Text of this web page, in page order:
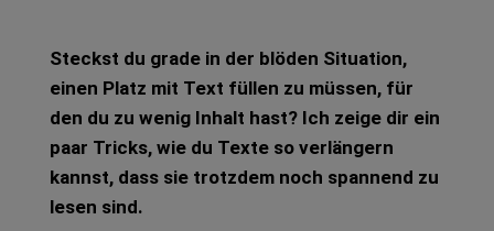
Steckst du grade in der blö­den Situa­ti­on,
einen Platz mit Text fül­len zu müs­sen, für
den du zu wenig Inhalt hast? Ich zeige dir ein
paar Tricks, wie du Texte so ver­län­gern
kannst, dass sie trotz­dem noch span­nend zu
lesen sind.